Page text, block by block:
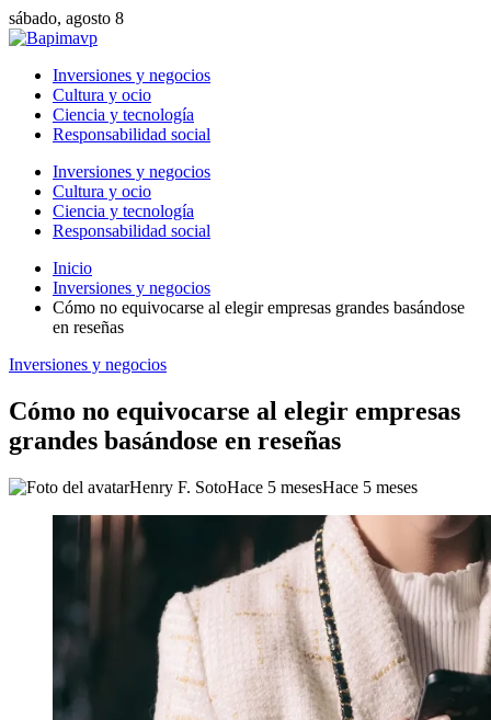
sábado, agosto 8
Inversiones y negocios
Cultura y ocio
Ciencia y tecnología
Responsabilidad social
Inversiones y negocios
Cultura y ocio
Ciencia y tecnología
Responsabilidad social
Inicio
Inversiones y negocios
Cómo no equivocarse al elegir empresas grandes basándose
en reseñas
Inversiones y negocios
Cómo no equivocarse al elegir empresas
grandes basándose en reseñas
Henry F. SotoHace 5 mesesHace 5 meses